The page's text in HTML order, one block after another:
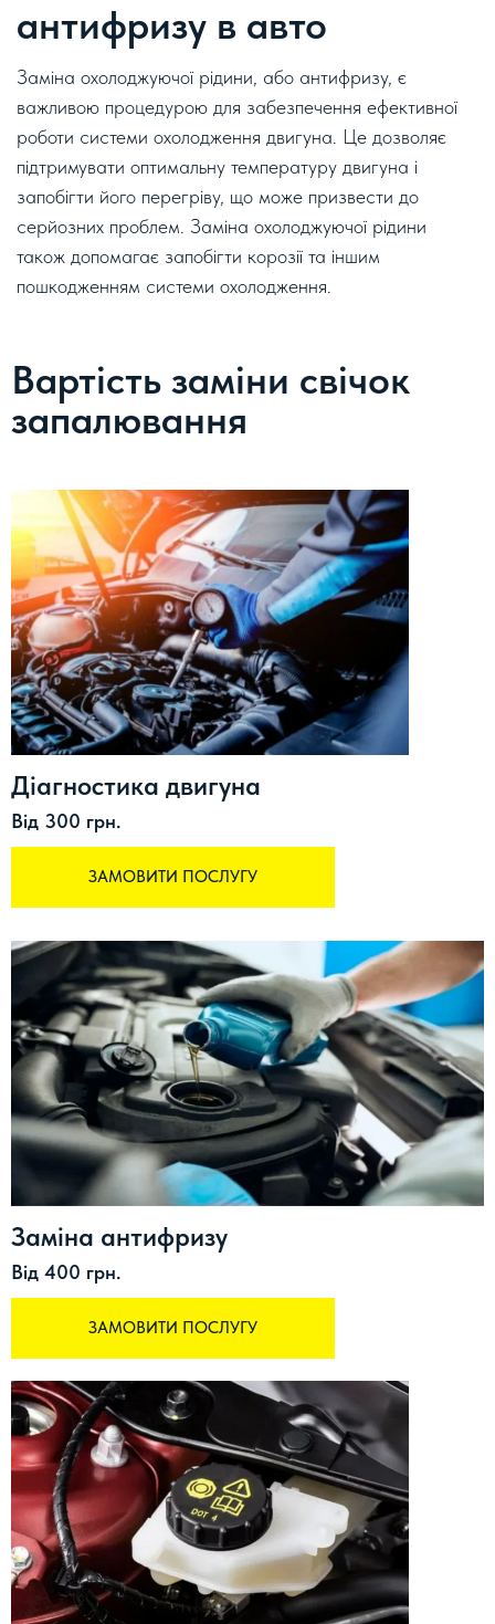
антифризу в авто
Заміна охолоджуючої рідини, або антифризу, є
важливою процедурою для забезпечення ефективної
роботи системи охолодження двигуна. Це дозволяє
підтримувати оптимальну температуру двигуна і
запобігти його перегріву, що може призвести до
серйозних проблем. Заміна охолоджуючої рідини
також допомагає запобігти корозії та іншим
пошкодженням системи охолодження.
Вартість заміни свічок
запалювання
Діагностика двигуна
Від 300 грн.
ЗАМОВИТИ ПОСЛУГУ
Заміна антифризу
Від 400 грн.
ЗАМОВИТИ ПОСЛУГУ